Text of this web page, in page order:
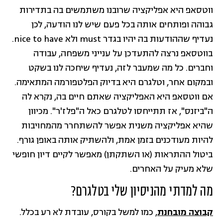
ווטסאפ היא אפליקציה שרובנו משתמשים בה בתדירות
גבוהה ופותחים אותה בכל פעם שיש לנו הודעה, לכן
נעדיף שההודעות בה יהיו בגדר must ולא nice to have.
בווטסאפ נרצה להתעדכן על ענייני משפחה, עבודה
וחברים. כל מה שמעבר לזה, נעדיף שיחכה לנו בשקט
ובמקום אחר, וטלגרם היא בדיוק הפלטפורמה המתאימה.
אם ווטסאפ היא האפליקציה שאתם חיים בה, נקרא לה
ה"ביזנס", אז תתייחסו לטלגרם כאל ה"פלז'ר". מכיוון
שהיא אפליקציה משנית אפשר להשתחרר מהמחויבות
להיות מעודכנים בזמן אמת, ולהשתיק אותה באופן גורף.
ביטול ההתראות (או השתקתן) מאפשר לקיים דיון חופשי
שלא מעיק על האחרים.
מה למדתי מהניסיון שלי בטלגרם?
קבוצה מובחנת, כמו למשל בקורס, עובדת לא רע בכלל.